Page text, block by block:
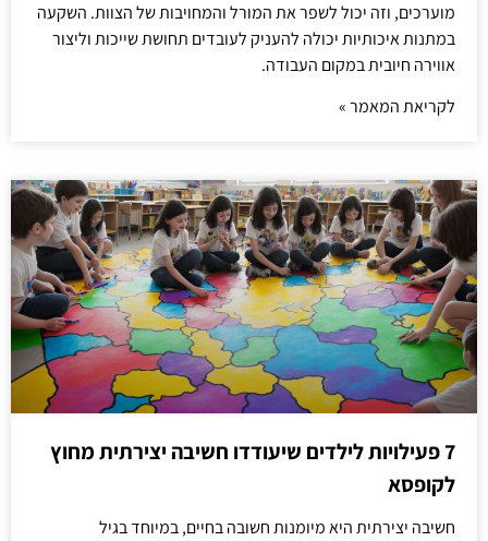
מוערכים, וזה יכול לשפר את המורל והמחויבות של הצוות. השקעה
במתנות איכותיות יכולה להעניק לעובדים תחושת שייכות וליצור
אווירה חיובית במקום העבודה.
לקריאת המאמר »
7 פעילויות לילדים שיעודדו חשיבה יצירתית מחוץ
לקופסא
חשיבה יצירתית היא מיומנות חשובה בחיים, במיוחד בגיל